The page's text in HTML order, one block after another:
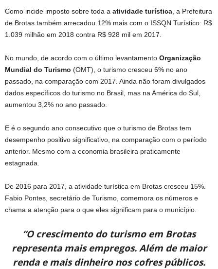
Como incide imposto sobre toda a atividade turística , a Prefeitura
de Brotas também arrecadou 12% mais com o ISSQN Turístico: R$
1.039 milhão em 2018 contra R$ 928 mil em 2017.
No mundo, de acordo com o último levantamento Organização
Mundial do Turismo (OMT), o turismo cresceu 6% no ano
passado, na comparação com 2017. Ainda não foram divulgados
dados específicos do turismo no Brasil, mas na América do Sul,
aumentou 3,2% no ano passado.
E é o segundo ano consecutivo que o turismo de Brotas tem
desempenho positivo significativo, na comparação com o período
anterior. Mesmo com a economia brasileira praticamente
estagnada.
De 2016 para 2017, a atividade turística em Brotas cresceu 15%.
Fabio Pontes, secretário de Turismo, comemora os números e
chama a atenção para o que eles significam para o município.
“O crescimento do turismo em Brotas
representa mais empregos. Além de maior
renda e mais dinheiro nos cofres públicos.